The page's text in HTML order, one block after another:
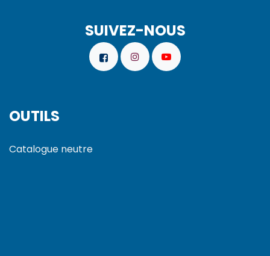
SUIVEZ-NOUS
OUTILS
Catalogue neutre